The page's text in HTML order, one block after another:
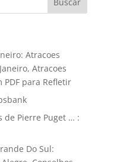
Atracoes
Atracoes
para Refletir
de Pierre Puget … :
Do Sul: